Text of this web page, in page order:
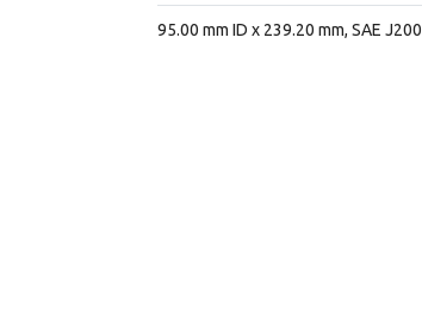
95.00 mm ID x 239.20 mm, SAE J200